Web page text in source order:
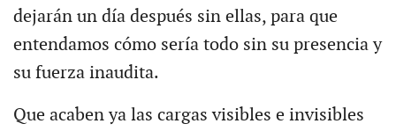
dejarán un día después sin ellas, para que
entendamos cómo sería todo sin su presencia y
su fuerza inaudita.
Que acaben ya las cargas visibles e invisibles